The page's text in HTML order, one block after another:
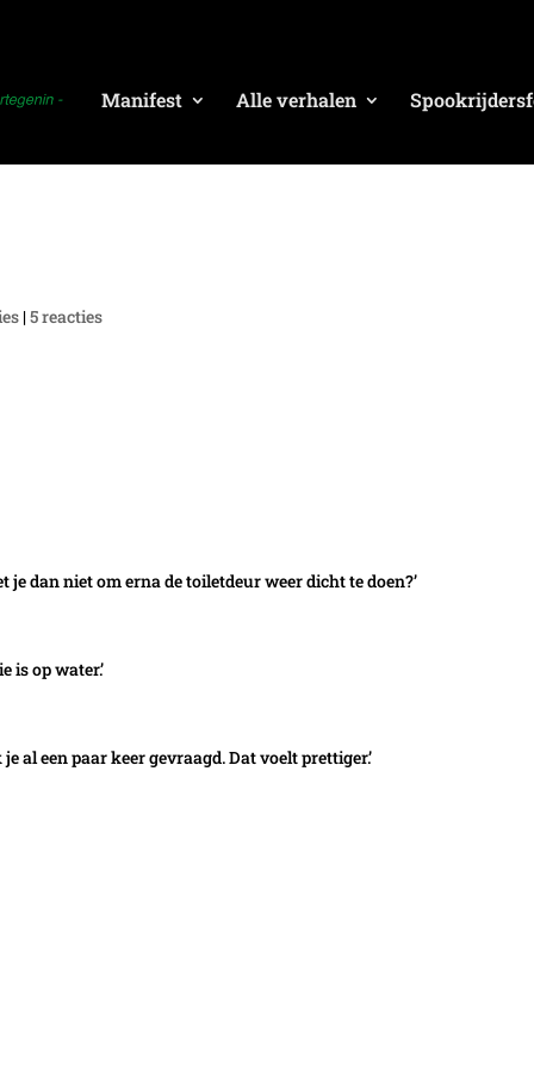
Manifest Alle verhalen
|5 reacties
je dan niet om erna de toiletdeur weer dicht te doen?’
is op water.’
al een paar keer gevraagd. Dat voelt prettiger.’